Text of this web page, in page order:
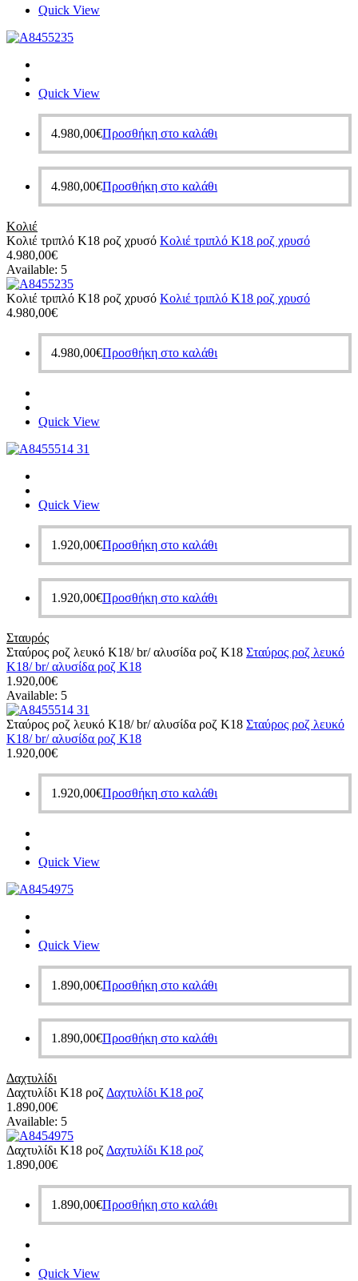
Quick View
Quick View
4.980,00€Προσθήκη στο καλάθι
4.980,00€Προσθήκη στο καλάθι
Κολιέ
Κολιέ τριπλό Κ18 ροζ χρυσό Κολιέ τριπλό Κ18 ροζ χρυσό
4.980,00€
Available: 5
Κολιέ τριπλό Κ18 ροζ χρυσό Κολιέ τριπλό Κ18 ροζ χρυσό
4.980,00€
4.980,00€Προσθήκη στο καλάθι
Quick View
Quick View
1.920,00€Προσθήκη στο καλάθι
1.920,00€Προσθήκη στο καλάθι
Σταυρός
Σταύρος ροζ λευκό Κ18/ br/ αλυσίδα ροζ Κ18 Σταύρος ροζ λευκό
Κ18/ br/ αλυσίδα ροζ Κ18
1.920,00€
Available: 5
Σταύρος ροζ λευκό Κ18/ br/ αλυσίδα ροζ Κ18 Σταύρος ροζ λευκό
Κ18/ br/ αλυσίδα ροζ Κ18
1.920,00€
1.920,00€Προσθήκη στο καλάθι
Quick View
Quick View
1.890,00€Προσθήκη στο καλάθι
1.890,00€Προσθήκη στο καλάθι
Δαχτυλίδι
Δαχτυλίδι Κ18 ροζ Δαχτυλίδι Κ18 ροζ
1.890,00€
Available: 5
Δαχτυλίδι Κ18 ροζ Δαχτυλίδι Κ18 ροζ
1.890,00€
1.890,00€Προσθήκη στο καλάθι
Quick View